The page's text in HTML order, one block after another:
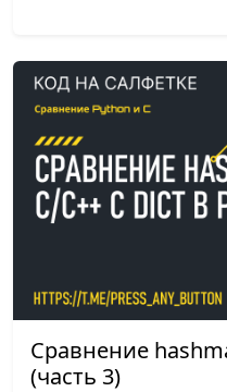
Сравнение
(часть 3)